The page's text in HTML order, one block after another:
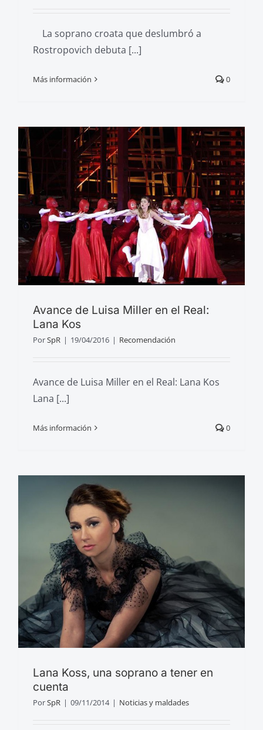
La soprano croata que deslumbró a
Rostropovich debuta [...]
Más información 0
Avance de Luisa Miller en el Real:
Lana Kos
PorSpR | 19/04/2016 | Recomendación
Avance de Luisa Miller en el Real: Lana Kos
Lana [...]
Más información 0
Lana Koss, una soprano a tener en
cuenta
PorSpR | 09/11/2014 | Noticias y maldades